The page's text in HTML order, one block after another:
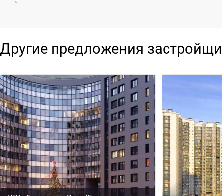
Другие предложения